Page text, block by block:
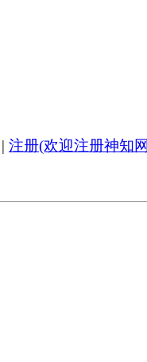
| 注册(欢迎注册神知